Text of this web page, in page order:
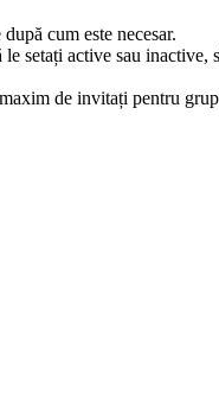
cum este necesar.
setați active sau inactive,
de invitați pentru